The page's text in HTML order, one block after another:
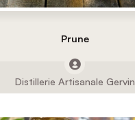
Prune
Distillerie Artisanale Gervin